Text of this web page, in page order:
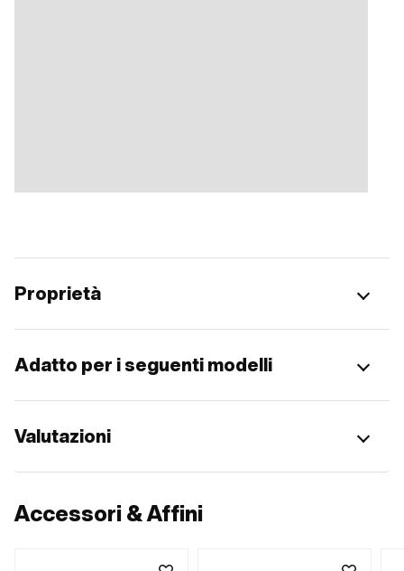
Proprietà
Adatto per i seguenti modelli
Valutazioni
Accessori & Affini